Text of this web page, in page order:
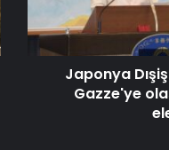
Japonya
Gazze'ye